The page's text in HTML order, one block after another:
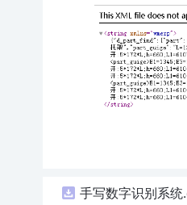
手写数字识别系统